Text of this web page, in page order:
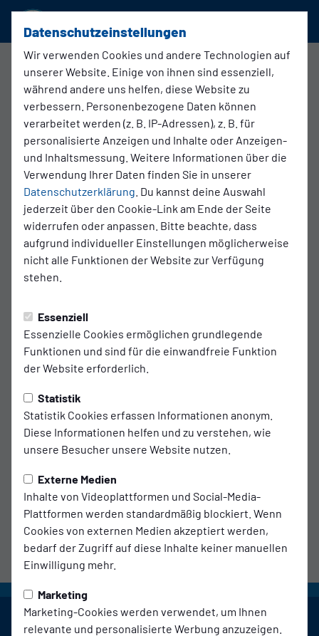
Datenschutzeinstellungen
Wir verwenden Cookies und andere Technologien auf
unserer Website. Einige von ihnen sind essenziell,
während andere uns helfen, diese Website zu
verbessern. Personenbezogene Daten können
verarbeitet werden (z. B. IP-Adressen), z. B. für
personalisierte Anzeigen und Inhalte oder Anzeigen-
und Inhaltsmessung. Weitere Informationen über die
Verwendung Ihrer Daten finden Sie in unserer
Datenschutzerklärung . Du kannst deine Auswahl
jederzeit über den Cookie-Link am Ende der Seite
widerrufen oder anpassen. Bitte beachte, dass
aufgrund individueller Einstellungen möglicherweise
nicht alle Funktionen der Website zur Verfügung
stehen.
Essenziell
Essenzielle Cookies ermöglichen grundlegende
Funktionen und sind für die einwandfreie Funktion
der Website erforderlich.
Statistik
Statistik Cookies erfassen Informationen anonym.
Diese Informationen helfen und zu verstehen, wie
unsere Besucher unsere Website nutzen.
Externe Medien
Inhalte von Videoplattformen und Social-Media-
Plattformen werden standardmäßig blockiert. Wenn
Cookies von externen Medien akzeptiert werden,
bedarf der Zugriff auf diese Inhalte keiner manuellen
Einwilligung mehr.
Marketing
Marketing-Cookies werden verwendet, um Ihnen
relevante und personalisierte Werbung anzuzeigen.
Impressum
Verantwortlich für die Inhalte der Webseite / App „SSVg
Velbert 02“
SSVg Velbert 02
Anschrift:
42551 Velbert
Bahnhofstr. 116
Vorstand nach § 26 BGB:
Oliver Kuhn
1. Vorsitzender
Lars Glindemann
2. Vorsitzender / Hauptgeschäftsführer
Didi Claus
Registergericht: Amtsgericht Velbert
Vereinsregisternummer: VR 423
E-Mail: info@ssvg.de